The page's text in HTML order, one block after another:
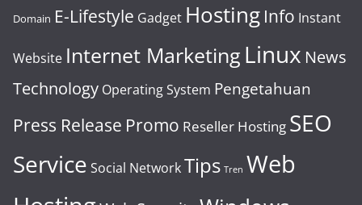
Domain E-Lifestyle Gadget Hosting Info Instant
Website Internet Marketing Linux News
Technology Operating System Pengetahuan
Press Release Promo Reseller Hosting SEO
Service Social NetworkTips Tren Web